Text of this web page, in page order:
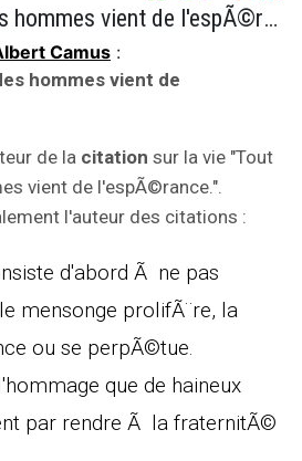
Tout le malheur des hommes vient de l'espÃ©rance.
Camus :
hommes vient de
de la citation sur la vie "Tout
vient de l'espÃ©rance.".
l'auteur des citations :
d'abord Ã ne pas
mensonge prolifÃ¨re, la
ou se perpÃ©tue.
que de haineux
par rendre Ã la fraternitÃ©